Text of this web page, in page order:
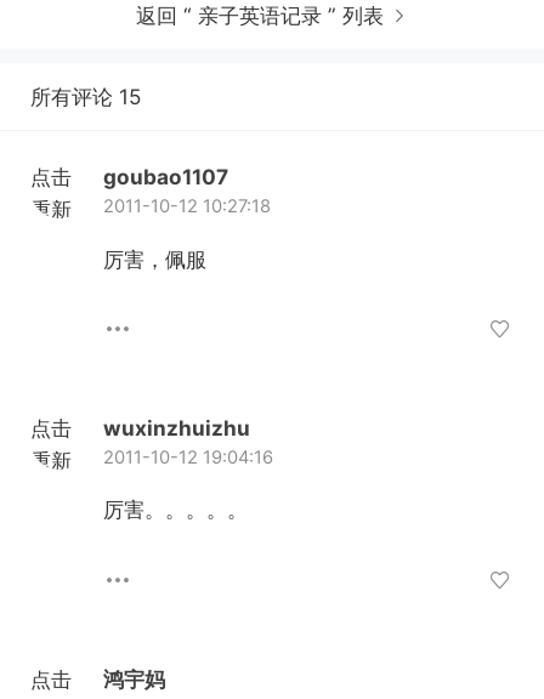
返回 “ 亲子英语记录 ” 列表
所有评论 15
点击
重新
goubao1107
2011-10-12 10:27:18
厉害，佩服
点击
重新
wuxinzhuizhu
2011-10-12 19:04:16
厉害。。。。。
点击
鸿宇妈